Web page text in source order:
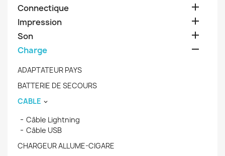
Connectique 
Impression 
Son 
Charge 
ADAPTATEUR PAYS
BATTERIE DE SECOURS
CABLE 
Câble Lightning
Câble USB
CHARGEUR ALLUME-CIGARE